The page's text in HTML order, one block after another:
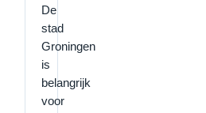
De
stad
Groningen
is
belangrijk
voor